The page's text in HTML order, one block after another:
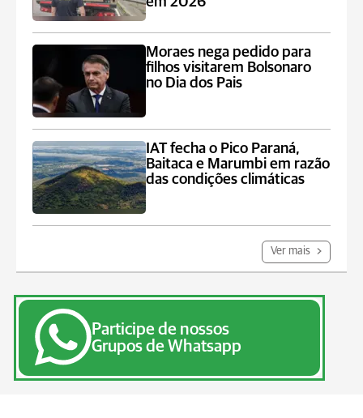
Moraes nega pedido para
filhos visitarem Bolsonaro
no Dia dos Pais
IAT fecha o Pico Paraná,
Baitaca e Marumbi em razão
das condições climáticas
Ver mais
Participe de nossos
Grupos de Whatsapp